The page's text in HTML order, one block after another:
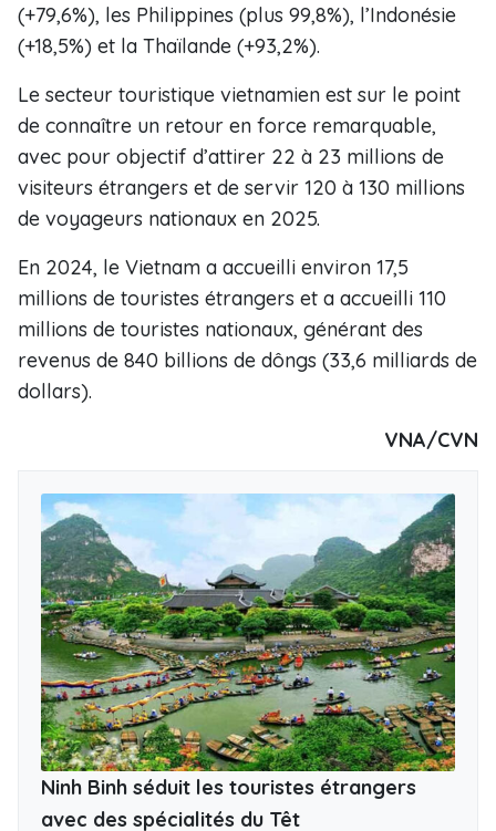
(+79,6%), les Philippines (plus 99,8%), l’Indonésie
(+18,5%) et la Thaïlande (+93,2%).
Le secteur touristique vietnamien est sur le point
de connaître un retour en force remarquable,
avec pour objectif d’attirer 22 à 23 millions de
visiteurs étrangers et de servir 120 à 130 millions
de voyageurs nationaux en 2025.
En 2024, le Vietnam a accueilli environ 17,5
millions de touristes étrangers et a accueilli 110
millions de touristes nationaux, générant des
revenus de 840 billions de dôngs (33,6 milliards de
dollars).
VNA/CVN
Ninh Binh séduit les touristes étrangers
avec des spécialités du Têt